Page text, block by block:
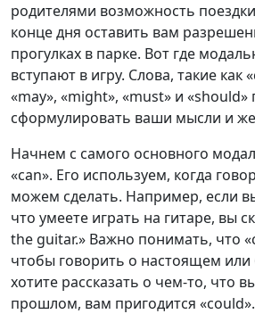
родителями возможность
конце дня оставить вам
прогулках в парке. Вот где
вступают в игру. Слова, такие как
«may», «might», «must» и
сформулировать ваши мысли и
Начнем с самого основного
«can». Его используем, когда
можем сделать. Например, если
что умеете играть на гитаре, вы
the guitar.» Важно понимать, что
чтобы говорить о настоящем
хотите рассказать о чем-то, что
прошлом, вам пригодится